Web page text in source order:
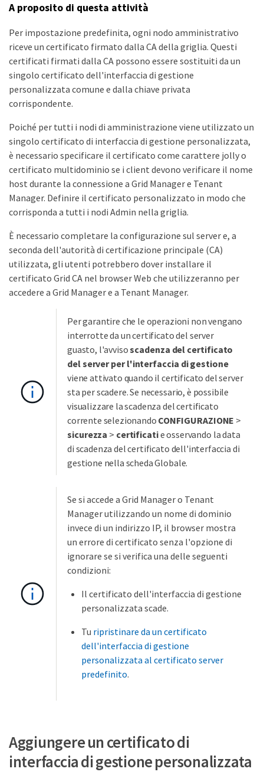
A proposito di questa attività
Per impostazione predefinita, ogni nodo amministrativo
riceve un certificato firmato dalla CA della griglia. Questi
certificati firmati dalla CA possono essere sostituiti da un
singolo certificato dell'interfaccia di gestione
personalizzata comune e dalla chiave privata
corrispondente.
Poiché per tutti i nodi di amministrazione viene utilizzato un
singolo certificato di interfaccia di gestione personalizzata,
è necessario specificare il certificato come carattere jolly o
certificato multidominio se i client devono verificare il nome
host durante la connessione a Grid Manager e Tenant
Manager. Definire il certificato personalizzato in modo che
corrisponda a tutti i nodi Admin nella griglia.
È necessario completare la configurazione sul server e, a
seconda dell'autorità di certificazione principale (CA)
utilizzata, gli utenti potrebbero dover installare il
certificato Grid CA nel browser Web che utilizzeranno per
accedere a Grid Manager e a Tenant Manager.
Per garantire che le operazioni non vengano
interrotte da un certificato del server
guasto, l'avvisoscadenza del certificato
del server per l'interfaccia di gestione
viene attivato quando il certificato del server
sta per scadere. Se necessario, è possibile
visualizzare la scadenza del certificato
corrente selezionando CONFIGURAZIONE >
sicurezza > certificatie osservando la data
di scadenza del certificato dell'interfaccia di
gestione nella scheda Globale.
Se si accede a Grid Manager o Tenant
Manager utilizzando un nome di dominio
invece di un indirizzo IP, il browser mostra
un errore di certificato senza l'opzione di
ignorare se si verifica una delle seguenti
condizioni:
Il certificato dell'interfaccia di gestione
personalizzata scade.
Tu ripristinare da un certificato
dell'interfaccia di gestione
personalizzata al certificato server
predefinito.
Aggiungere un certificato di
interfaccia di gestione personalizzata